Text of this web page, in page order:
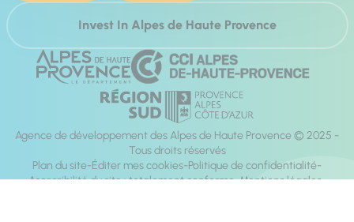
Invest In Alpes de Haute Provence
Agence de développement des Alpes de Haute Provence © 2025 -
Tous droits réservés
Plan du site Éditer mes cookies Politique de confidentialité
Accessibilité du site : totalement conforme Mentions légales